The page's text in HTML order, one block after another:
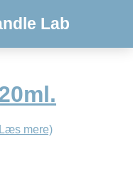
Lab
mere)